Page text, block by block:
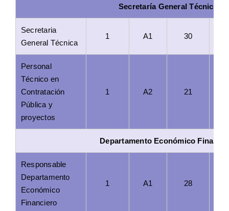
Agencia de colocación
Secretaría General Técnica
Secretaria
General Técnica
1 A1 30
Personal
Técnico en
Contratación
Pública y
proyectos
1 A2 21
Departamento Económico
Responsable
Departamento
Económico
Financiero
1 A1 28